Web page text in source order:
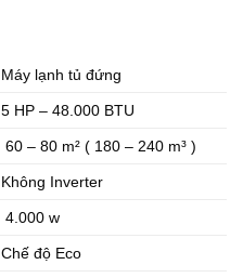
Máy lạnh tủ đứng
5 HP – 48.000 BTU
60 – 80 m² ( 180 – 240 m³ )
Không Inverter
4.000 w
Chế độ Eco